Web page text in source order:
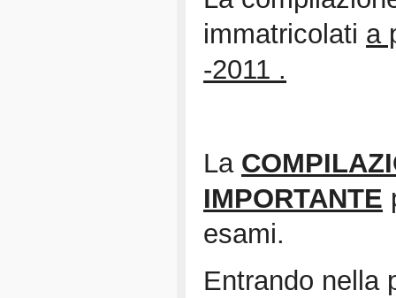
immatricolati a
-2011 .
La
IMPORTANTE
esami.
Entrando nella